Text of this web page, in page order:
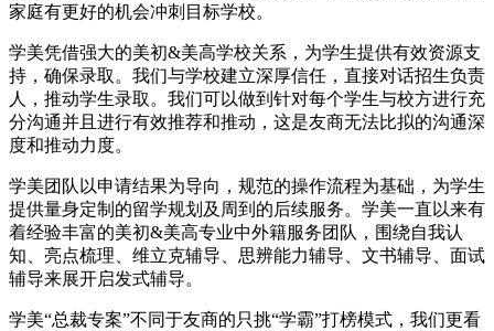
家庭有更好的机会冲刺目标学校。
学美凭借强大的美初&美高学校关系，为学生提供有效资源支
持，确保录取。我们与学校建立深厚信任，直接对话招生负责
人，推动学生录取。我们可以做到针对每个学生与校方进行充
分沟通并且进行有效推荐和推动，这是友商无法比拟的沟通深
度和推动力度。
学美团队以申请结果为导向，规范的操作流程为基础，为学生
提供量身定制的留学规划及周到的后续服务。学美一直以来有
着经验丰富的美初&美高专业中外籍服务团队，围绕自我认
知、亮点梳理、维立克辅导、思辨能力辅导、文书辅导、面试
辅导来展开启发式辅导。
学美“总裁专案”不同于友商的只挑“学霸”打榜模式，我们更看